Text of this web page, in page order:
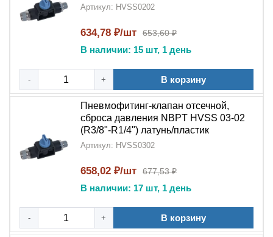
гидропневматических установках
В специальном технологическом оборудовании
5 причин выбрать NBPT HVSS
Комбинированное решение –
объединяетпневмофитингиклапан отсечнойв
одном устройстве
Безопасность системы– надежный
механизм сброса давления
Точность срабатывания– калиброванная
Простота обслуживания– конструкция
Артикул: HVSS0202
634,78 ₽/шт 653,60 ₽
В наличии: 15 шт, 1 день
- + В корзину
Пневмофитинг-клапан отсечной,
сброса давления NBPT HVSS 03-02
(R3/8"-R1/4") латунь/пластик
Артикул: HVSS0302
658,02 ₽/шт 677,53 ₽
В наличии: 17 шт, 1 день
- + В корзину